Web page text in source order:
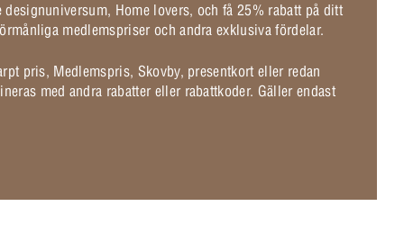
Home lovers, och få 25% rabatt på ditt
medlemspriser och andra exklusiva fördelar.
pris, Medlemspris, Skovby, presentkort eller redan
med andra rabatter eller rabattkoder. Gäller endast